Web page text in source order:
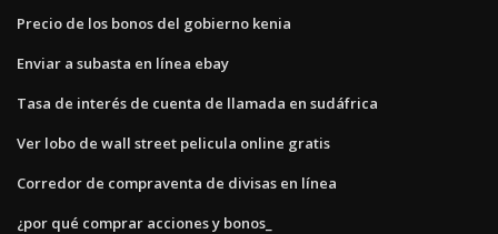
Precio de los bonos del gobierno kenia
Enviar a subasta en línea ebay
Tasa de interés de cuenta de llamada en sudáfrica
Ver lobo de wall street pelicula online gratis
Corredor de compraventa de divisas en línea
¿por qué comprar acciones y bonos_